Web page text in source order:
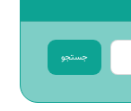
جستجو